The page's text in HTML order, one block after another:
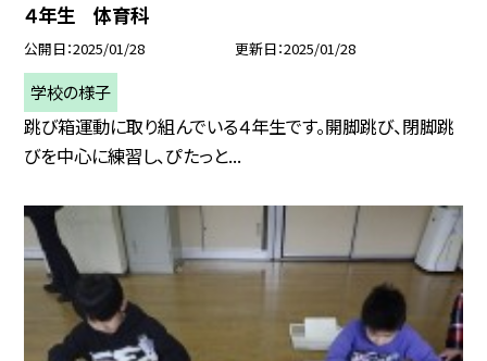
４年生 体育科
公開日 2025/01/28 更新日 2025/01/28
学校の様子
跳び箱運動に取り組んでいる４年生です。開脚跳び、閉脚跳
びを中心に練習し、ぴたっと...